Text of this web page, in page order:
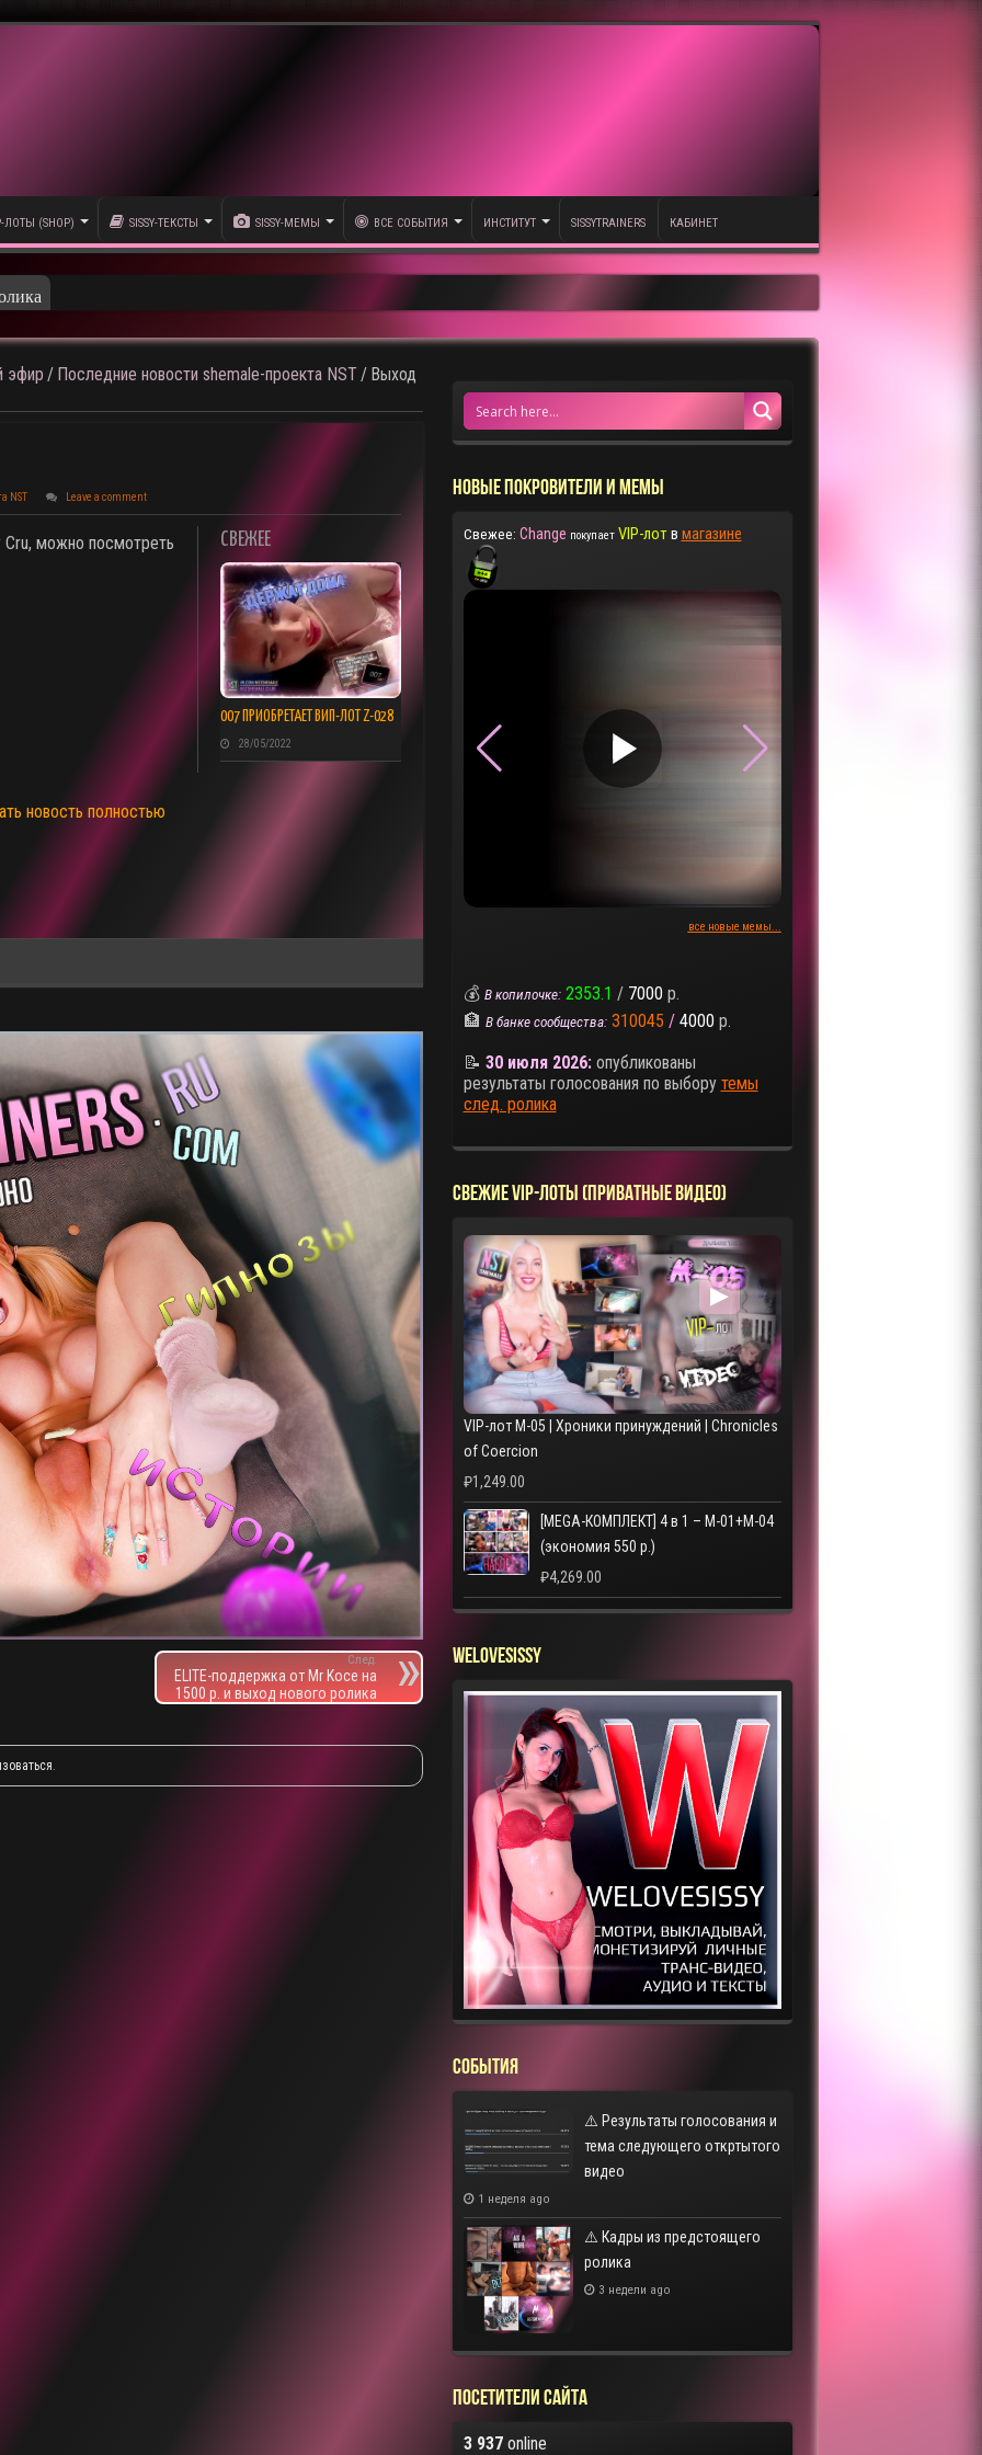
ЛОТЫ (SHOP) SISSY-ТЕКСТЫ SISSY-МЕМЫ ВСЕ СОБЫТИЯ ИНСТИТУТ SISSYTRAINERS КАБИНЕТ
эфир / Последние новости shemale-проекта NST / Выход
NST Leave a comment
СВЕЖЕЕ
007 ПРИОБРЕТАЕТ ВИП-ЛОТ Z-028
28/05/2022
можно посмотреть
След.
ELITE-поддержка от Mr Koce на
1500 р. и выход нового ролика
НОВЫЕ ПОКРОВИТЕЛИ И МЕМЫ
Свежее: Change покупает VIP-лотв магазине
▶
все новые мемы...
💰 В копилочке: 2353.1 / 7000 р.
🏦 В банке сообщества: 310045 / 4000 р.
📝 30 июля 2026:опубликованы
результаты голосования по выбору темы
след. ролика
СВЕЖИЕ VIP-ЛОТЫ (ПРИВАТНЫЕ ВИДЕО)
▶
VIP-лот M-05 | Хроники принуждений | Chronicles
of Coercion
₽1,249.00
[MEGA-КОМПЛЕКТ] 4 в 1 – M-01+M-04
(экономия 550 р.)
₽4,269.00
WELOVESISSY
СОБЫТИЯ
⚠️ Результаты голосования и
тема следующего откртытого
видео
1 неделя ago
⚠️ Кадры из предстоящего
ролика
3 недели ago
Посетители сайта
3 937online